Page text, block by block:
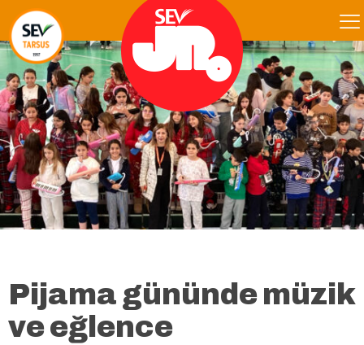
Pijama gününde müzik
ve eğlence